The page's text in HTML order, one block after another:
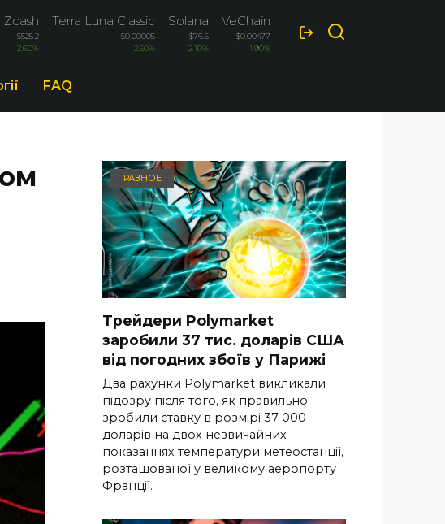
Zcash
$525.2
2.60%
Terra Luna Classic
$0.00005
2.50%
Solana
$76.5
2.10%
VeChain
$0.00477
1.90%
Cardano
$0.1963
FAQ
РАЗНОЕ
Трейдери Polymarket
заробили 37 тис. доларів США
від погодних збоїв у Парижі
Два рахунки Polymarket викликали
підозру після того, як правильно
зробили ставку в розмірі 37 000
доларів на двох незвичайних
показаннях температури метеостанції,
розташованої у великому аеропорту
Франції.